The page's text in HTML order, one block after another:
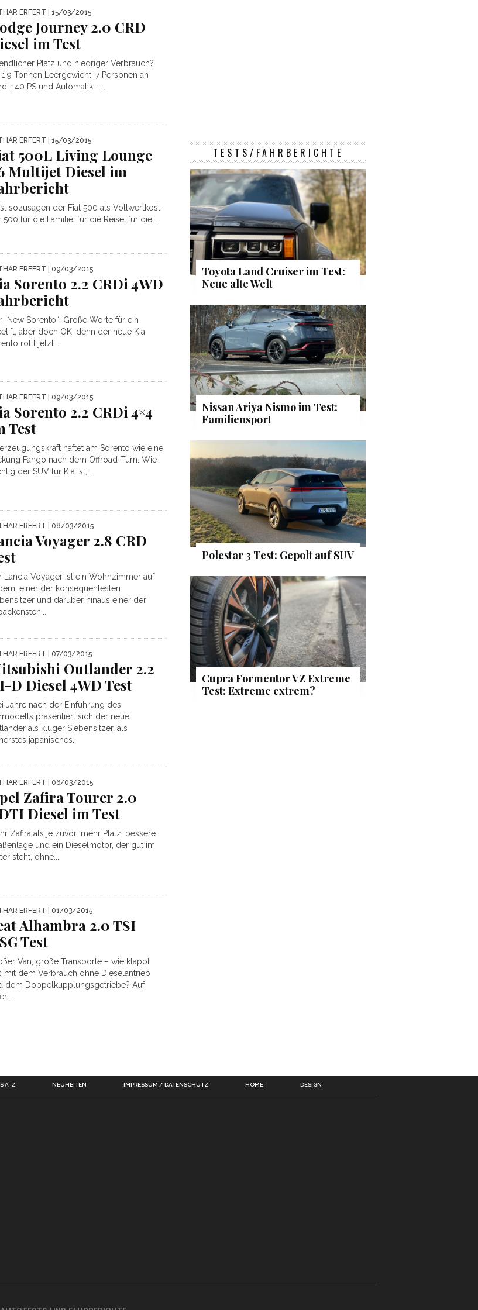
ERFERT | 15/03/2015
Journey 2.0 CRD
im Test
Platz und niedriger Verbrauch?
1,9 Tonnen Leergewicht, 7 Personen an
140 PS und Automatik –...
ERFERT | 15/03/2015
500L Living Lounge
Multijet Diesel im
sozusagen der Fiat 500 als Vollwertkost:
500 für die Familie, für die Reise, für die...
ERFERT | 09/03/2015
Sorento 2.2 CRDi 4WD
„New Sorento“: Große Worte für ein
aber doch OK, denn der neue Kia
rollt jetzt...
ERFERT | 09/03/2015
Sorento 2.2 CRDi 4×4
Test
haftet am Sorento wie eine
Fango nach dem Offroad-Turn. Wie
der SUV für Kia ist,...
ERFERT | 08/03/2015
Voyager 2.8 CRD
Lancia Voyager ist ein Wohnzimmer auf
einer der konsequentesten
und darüber hinaus einer der
ERFERT | 07/03/2015
Outlander 2.2
D Diesel 4WD Test
Jahre nach der Einführung des
präsentiert sich der neue
als kluger Siebensitzer, als
japanisches...
ERFERT | 06/03/2015
Zafira Tourer 2.0
Diesel im Test
Zafira als je zuvor: mehr Platz, bessere
und ein Dieselmotor, der gut im
steht, ohne...
ERFERT | 01/03/2015
Alhambra 2.0 TSI
Test
Van, große Transporte – wie klappt
mit dem Verbrauch ohne Dieselantrieb
dem Doppelkupplungsgetriebe? Auf
TESTS/FAHRBERICHTE
Toyota Land Cruiser im Test:
Neue alte Welt
Nissan Ariya Nismo im Test:
Familiensport
Polestar 3 Test: Gepolt auf SUV
Cupra Formentor VZ Extreme
Test: Extreme extrem?
A-Z NEUHEITEN IMPRESSUM / DATENSCHUTZ HOME DESIGN